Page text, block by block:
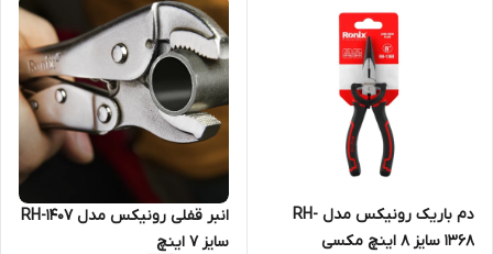
دم باریک رونیکس مدل RH-
1368 سایز ۸ اینچ مکسی
انبر قفلی رونیکس مدل RH-1407
سایز 7 اینچ